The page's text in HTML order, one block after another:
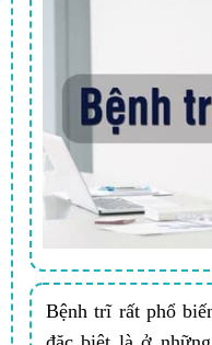
Bệnh trĩ rất phổ